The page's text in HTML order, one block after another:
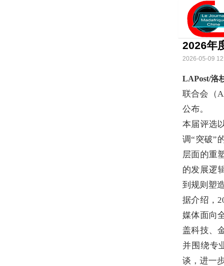
2026年
2026-05-09
LAPost/洛
联合会（
公布。
本届评选
调“突破”
层面的重
的发展逻
到规则塑
据介绍，
媒体面向
盖科技、
并围绕专
谈，进一